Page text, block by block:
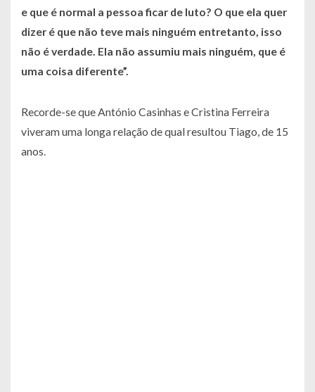
e que é normal a pessoa ficar de luto? O que ela quer
dizer é que não teve mais ninguém entretanto, isso
não é verdade. Ela não assumiu mais ninguém, que é
uma coisa diferente”.
Recorde-se que António Casinhas e Cristina Ferreira
viveram uma longa relação de qual resultou Tiago, de 15
anos.